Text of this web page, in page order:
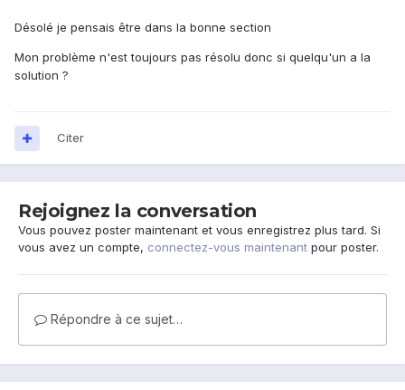
Désolé je pensais être dans la bonne section
Mon problème n'est toujours pas résolu donc si quelqu'un a la
solution ?
Citer
Rejoignez la conversation
Vous pouvez poster maintenant et vous enregistrez plus tard. Si
vous avez un compte, connectez-vous maintenant pour poster.
Répondre à ce sujet…